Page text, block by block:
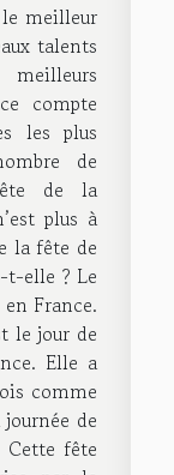
meilleur
talents
compte
les plus
de
de la
plus à
la fête de
t-elle ? Le
France.
le jour de
Elle a
comme
de
fête